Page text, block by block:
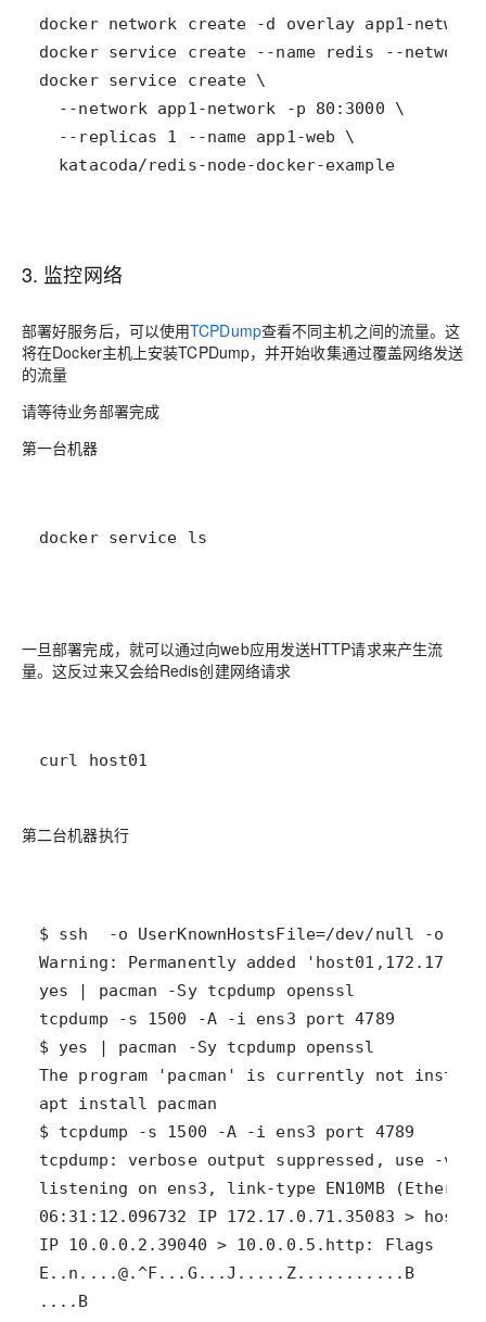
  katacoda/redis-node-docker-example
3. 监控网络
部署好服务后，可以使用TCPDump查看不同主机之间的流量。这
将在Docker主机上安装TCPDump，并开始收集通过覆盖网络发送
的流量
请等待业务部署完成
第一台机器
docker service ls
一旦部署完成，就可以通过向web应用发送HTTP请求来产生流
量。这反过来又会给Redis创建网络请求
curl host01
第二台机器执行
E..n....@.^F...G...J.....Z...........B